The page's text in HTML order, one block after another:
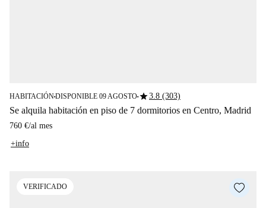
HABITACIÓN■DISPONIBLE 09 AGOSTO■star3.8 (303)
Se alquila habitación en piso de 7 dormitorios en Centro, Madrid
760 €/al mes
+info
VERIFICADO